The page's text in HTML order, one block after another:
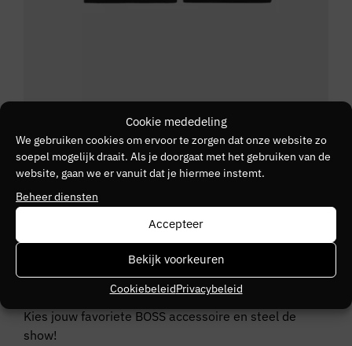
Cookie mededeling
We gebruiken cookies om ervoor te zorgen dat onze website zo
soepel mogelijk draait. Als je doorgaat met het gebruiken van de
website, gaan we er vanuit dat je hiermee instemt.
Beheer diensten
Accepteer
Bekijk voorkeuren
CookiebeleidPrivacybeleid
BOSS
BOSS Running-Gloves-4
€45,00
BOSS herenaccessoires
Bekijk ons assortiment van BOSS herenaccessoires
en je bent verkocht. VanBOSS capsen BOSS riemen
tot BOSS tassen; ze zijn allemaal even stijlvol en tof.
Kies jouw favoriete BOSS accessoire en steel de
show!